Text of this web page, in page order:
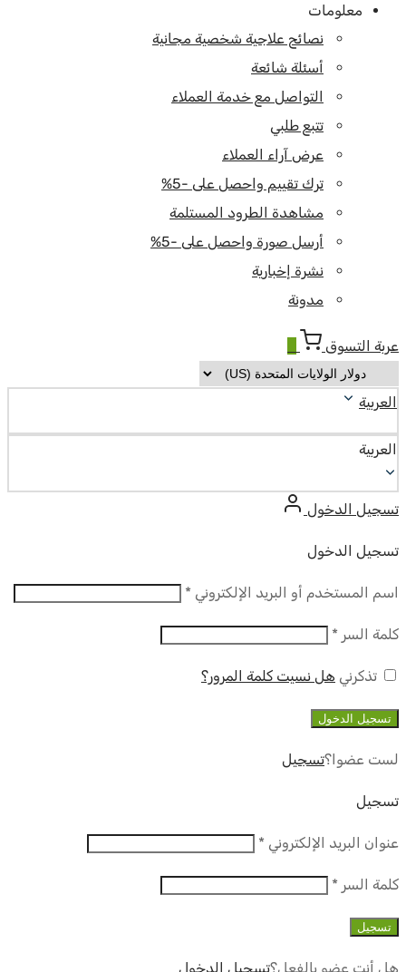
معلومات
نصائح علاجية شخصية مجانية
أسئلة شائعة
التواصل مع خدمة العملاء
تتبع طلبي
عرض آراء العملاء
ترك تقييم واحصل على -5%
مشاهدة الطرود المستلمة
أرسل صورة واحصل على -5%
نشرة إخبارية
مدونة
عربة التسوق
العربية
العربية
تسجيل الدخول
تسجيل الدخول
اسم المستخدم أو البريد الإلكتروني *
كلمة السر *
تذكرني هل نسيت كلمة المرور؟
تسجيل الدخول
لست عضوا؟تسجيل
تسجيل
عنوان البريد الإلكتروني *
كلمة السر *
تسجيل
هل أنت عضو بالفعل؟تسجيل الدخول